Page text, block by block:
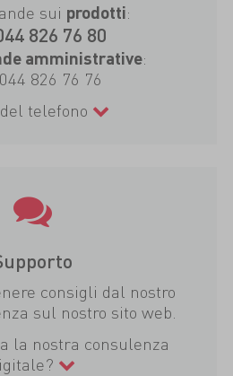
sui prodotti:
826 76 80
amministrative:
044 826 76 76
telefono
consigli dal nostro
sul nostro sito web.
la nostra consulenza